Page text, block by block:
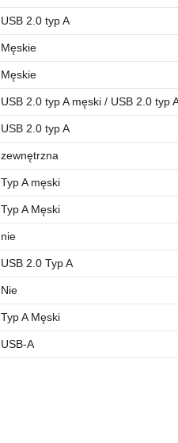
USB 2.0 typ A
Męskie
Męskie
USB 2.0 typ A męski / USB 2.0 typ
USB 2.0 typ A
zewnętrzna
Typ A męski
Typ A Męski
nie
USB 2.0 Typ A
Nie
Typ A Męski
USB-A